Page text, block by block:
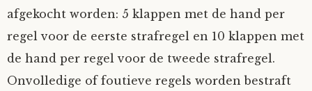
afgekocht worden: 5 klappen met de hand per
regel voor de eerste strafregel en 10 klappen met
de hand per regel voor de tweede strafregel.
Onvolledige of foutieve regels worden bestraft